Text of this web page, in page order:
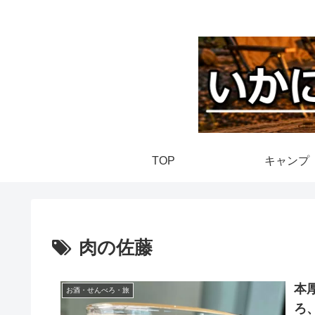
TOP キャンプ
肉の佐藤
お酒・せんべろ・旅
本
ろ